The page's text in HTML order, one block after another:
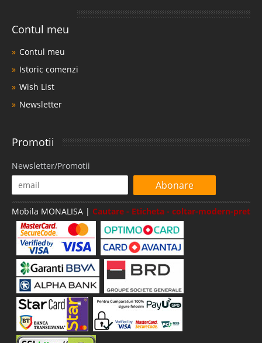
Contul meu
Contul meu
Istoric comenzi
Wish List
Newsletter
Promotii
Newsletter/Promotii
Abonare
Mobila MONALISA | Cautare - Eticheta - coltar-modern-pret